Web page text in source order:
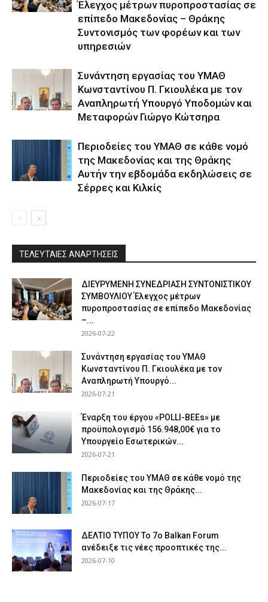
Έλεγχος μέτρων πυροπροστασίας σε
επίπεδο Μακεδονίας – Θράκης
Συντονισμός των φορέων και των
υπηρεσιών
Συνάντηση εργασίας του ΥΜΑΘ
Κωνσταντίνου Π. Γκιουλέκα με τον
Αναπληρωτή Υπουργό Υποδομών και
Μεταφορών Γιώργο Κώτσηρα
Περιοδείες του ΥΜΑΘ σε κάθε νομό
της Μακεδονίας και της Θράκης
Αυτήν την εβδομάδα εκδηλώσεις σε
Σέρρες και Κιλκίς
ΤΕΛΕΥΤΑΙΕΣ ΑΝΑΡΤΗΣΕΙΣ
ΔΙΕΥΡΥΜΕΝΗ ΣΥΝΕΔΡΙΑΣΗ ΣΥΝΤΟΝΙΣΤΙΚΟΥ
ΣΥΜΒΟΥΛΙΟΥ Έλεγχος μέτρων
πυροπροστασίας σε επίπεδο Μακεδονίας
–...
2026-07-22
Συνάντηση εργασίας του ΥΜΑΘ
Κωνσταντίνου Π. Γκιουλέκα με τον
Αναπληρωτή Υπουργό...
2026-07-21
Έναρξη του έργου «POLLI-BEEs» με
προϋπολογισμό 156.948,00€ για το
Υπουργείο Εσωτερικών...
2026-07-21
Περιοδείες του ΥΜΑΘ σε κάθε νομό της
Μακεδονίας και της Θράκης...
2026-07-17
ΔΕΛΤΙΟ ΤΥΠΟΥ Το 7ο Balkan Forum
ανέδειξε τις νέες προοπτικές της...
2026-07-10